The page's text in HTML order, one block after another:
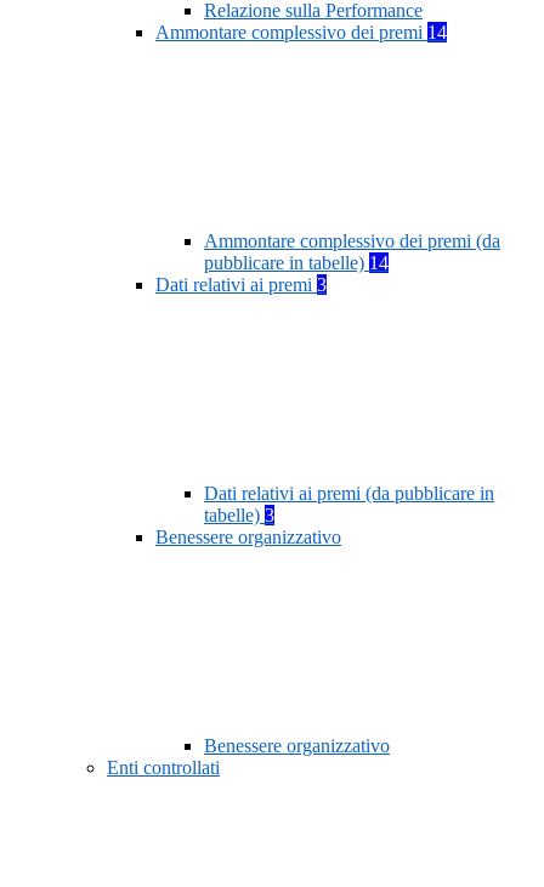
Relazione sulla Performance
Ammontare complessivo dei premi 14
Ammontare complessivo dei premi (da
pubblicare in tabelle) 14
Dati relativi ai premi 3
Dati relativi ai premi (da pubblicare in
tabelle) 3
Benessere organizzativo
Benessere organizzativo
Enti controllati